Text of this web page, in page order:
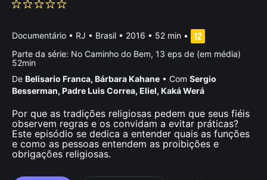
Documentário • RJ • Brasil • 2016 • 52 min •
Parte da série: No Caminho do Bem, 13 eps de (em média)
52min
De Belisario Franca, Bárbara Kahane • Com Sergio
Besserman, Padre Luis Correa, Eliel, Kaká Werá
Por que as tradições religiosas pedem que seus fiéis
observem regras e os convidam a evitar práticas?
Este episódio se dedica a entender quais as funções
e como as pessoas entendem as proibições e
obrigações religiosas.